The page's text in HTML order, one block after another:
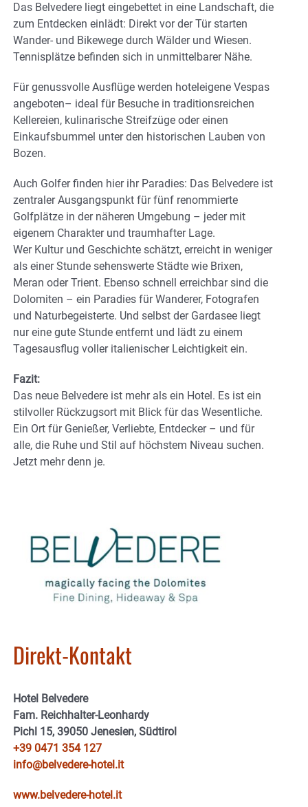
Das Belvedere liegt eingebettet in eine Landschaft, die
zum Entdecken einlädt: Direkt vor der Tür starten
Wander- und Bikewege durch Wälder und Wiesen.
Tennisplätze befinden sich in unmittelbarer Nähe.
Für genussvolle Ausflüge werden hoteleigene Vespas
angeboten– ideal für Besuche in traditionsreichen
Kellereien, kulinarische Streifzüge oder einen
Einkaufsbummel unter den historischen Lauben von
Bozen.
Auch Golfer finden hier ihr Paradies: Das Belvedere ist
zentraler Ausgangspunkt für fünf renommierte
Golfplätze in der näheren Umgebung – jeder mit
eigenem Charakter und traumhafter Lage.
Wer Kultur und Geschichte schätzt, erreicht in weniger
als einer Stunde sehenswerte Städte wie Brixen,
Meran oder Trient. Ebenso schnell erreichbar sind die
Dolomiten – ein Paradies für Wanderer, Fotografen
und Naturbegeisterte. Und selbst der Gardasee liegt
nur eine gute Stunde entfernt und lädt zu einem
Tagesausflug voller italienischer Leichtigkeit ein.
Fazit:
Das neue Belvedere ist mehr als ein Hotel. Es ist ein
stilvoller Rückzugsort mit Blick für das Wesentliche.
Ein Ort für Genießer, Verliebte, Entdecker – und für
alle, die Ruhe und Stil auf höchstem Niveau suchen.
Jetzt mehr denn je.
Direkt-Kontakt
Hotel Belvedere
Fam. Reichhalter-Leonhardy
Pichl 15, 39050 Jenesien, Südtirol
+39 0471 354 127
info@belvedere-hotel.it
www.belvedere-hotel.it